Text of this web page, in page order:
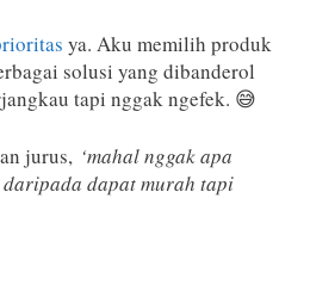
ya. Aku memilih produk
solusi yang dibanderol
tapi nggak ngefek. 😅
jurus, ‘mahal nggak apa
dapat murah tapi